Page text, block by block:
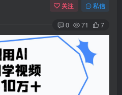
关注 私信
0 71 7